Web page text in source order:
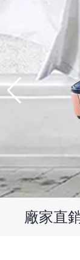
廠家直